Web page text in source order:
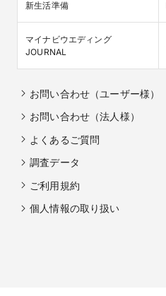
新生活準備
マイナビウエディング
JOURNAL
お問い合わせ（ユーザー様）
お問い合わせ（法人様）
よくあるご質問
調査データ
ご利用規約
個人情報の取り扱い